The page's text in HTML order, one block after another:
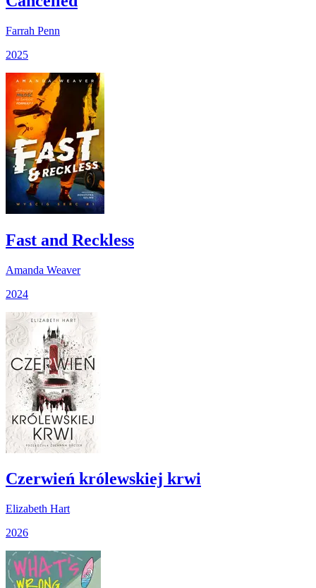
Farrah Penn
2025
Fast and Reckless
Amanda Weaver
2024
Czerwień królewskiej krwi
Elizabeth Hart
2026